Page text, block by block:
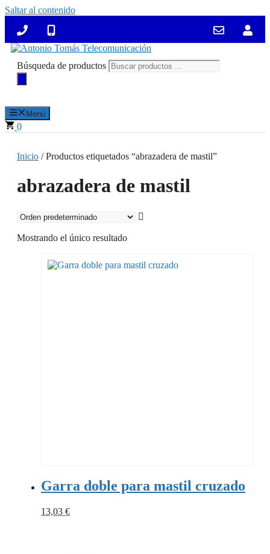
Saltar al contenido
Búsqueda de productos
Menú
0
Inicio / Productos etiquetados “abrazadera de mastil”
abrazadera de mastil
Mostrando el único resultado
Garra doble para mastil cruzado
13,03 €